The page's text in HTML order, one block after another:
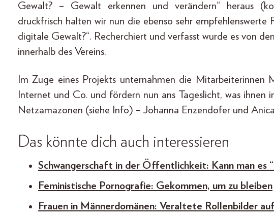
Gewalt? – Gewalt erkennen und verändern“ heraus
druckfrisch halten wir nun die ebenso sehr empfehlenswerte
digitale Gewalt?“. Recherchiert und verfasst wurde es von
innerhalb des Vereins.
Im Zuge eines Projekts unternahmen die Mitarbeiterinnen
Internet und Co. und fördern nun ans Tageslicht, was
Netzamazonen (siehe Info) – Johanna Enzendofer und
Das könnte dich auch interessieren
Schwangerschaft in der Öffentlichkeit: Kann man es
Feministische Pornografie: Gekommen, um zu bleiben
Frauen in Männerdomänen: Veraltete Rollenbilder